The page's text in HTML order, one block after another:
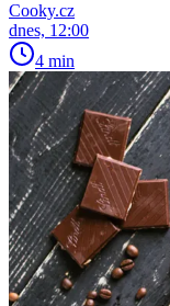
Cooky.cz
dnes, 12:00
4 min